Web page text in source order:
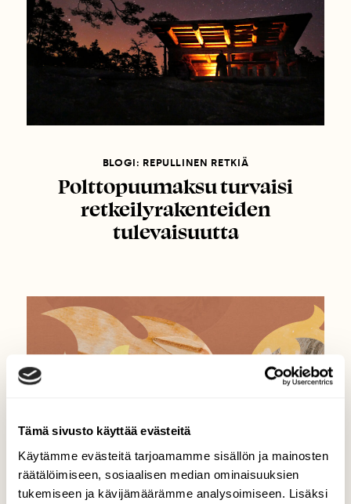
Tämä sivusto käyttää evästeitä
Käytämme evästeitä tarjoamamme sisällön ja mainosten
räätälöimiseen, sosiaalisen median ominaisuuksien
tukemiseen ja kävijämäärämme analysoimiseen. Lisäksi
BLOGI: REPULLINEN RETKIÄ
Polttopuumaksu turvaisi
retkeilyrakenteiden
tulevaisuutta